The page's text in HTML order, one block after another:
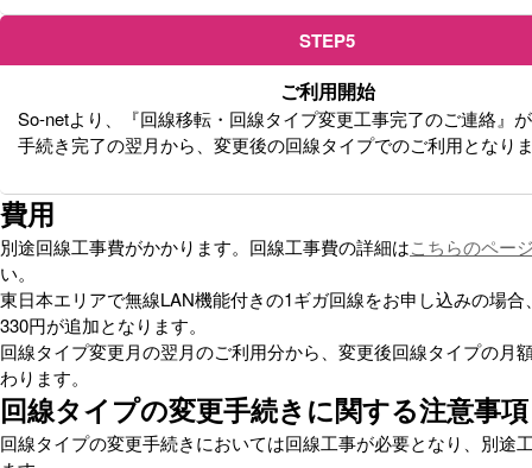
STEP5
ご利用開始
So-netより、『回線移転・回線タイプ変更工事完了のご連絡』
手続き完了の翌月から、変更後の回線タイプでのご利用となり
費用
別途回線工事費がかかります。回線工事費の詳細はこちらのペー
い。
東日本エリアで無線LAN機能付きの1ギガ回線をお申し込みの場合
330円が追加となります。
回線タイプ変更月の翌月のご利用分から、変更後回線タイプの月
わります。
回線タイプの変更手続きに関する注意事項
回線タイプの変更手続きにおいては回線工事が必要となり、別途